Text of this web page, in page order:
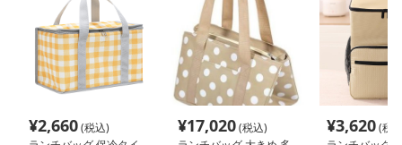
¥2,660(税込)
¥17,020(税込)
¥3,620(税